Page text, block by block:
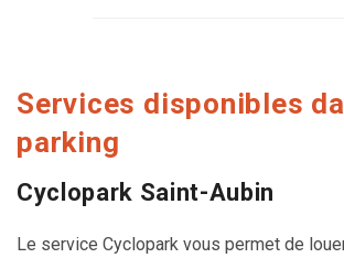
Services disponibles
parking
Cyclopark Saint-Aubin
Le service Cyclopark vous permet de